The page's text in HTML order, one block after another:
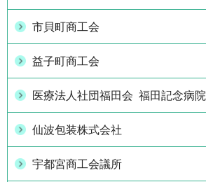
市貝町商工会
益子町商工会
医療法人社団福田会 福田記念病院
仙波包装株式会社
宇都宮商工会議所